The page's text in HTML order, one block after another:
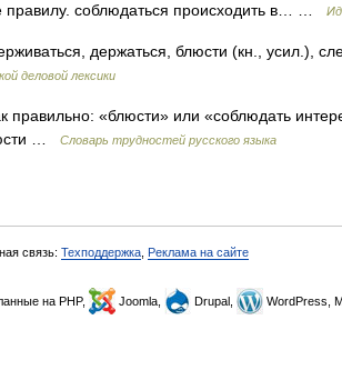
правилу. соблюдаться происходить в… …
держаться, блюсти (кн., усил.),
деловой лексики
правильно: «блюсти» или «соблюдать
…
Словарь трудностей русского языка
связь: Техподдержка Реклама на сайте
на PHP, Joomla, Drupal, WordPress,